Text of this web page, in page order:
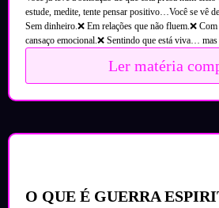
estude, medite, tente pensar positivo…Você se vê
Sem dinheiro.❌ Em relações que não fluem.❌
cansaço emocional.❌ Sentindo que está viva… mas
Ler matéria
O QUE É GUERRA